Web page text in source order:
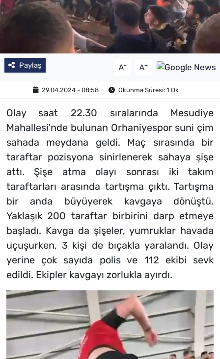
Paylaş A- A+
29.04.2024 - 08:58 Okunma Süresi: 1 Dk
Olay saat 22.30 sıralarında Mesudiye
Mahallesi'nde bulunan Orhaniyespor suni çim
sahada meydana geldi. Maç sırasında bir
taraftar pozisyona sinirlenerek sahaya şişe
attı. Şişe atma olayı sonrası iki takım
taraftarları arasında tartışma çıktı. Tartışma
bir anda büyüyerek kavgaya dönüştü.
Yaklaşık 200 taraftar birbirini darp etmeye
başladı. Kavga da şişeler, yumruklar havada
uçuşurken, 3 kişi de bıçakla yaralandı. Olay
yerine çok sayıda polis ve 112 ekibi sevk
edildi. Ekipler kavgayı zorlukla ayırdı.